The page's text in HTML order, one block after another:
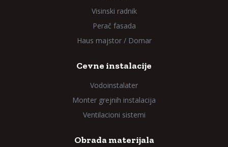
Visinski radnik
Perač fasada
Haus majstor / Domar
Cevne instalacije
Vodoinstalater
Monter grejnih instalacija
Ventilacioni sistemi
Obrada materijala